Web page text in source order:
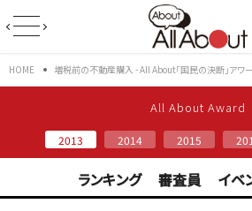
HOME 増税前の不動産購入 - All About「国民の決断」アワ
All About Award
2013 2014 2015
ランキング 審査員 イベ